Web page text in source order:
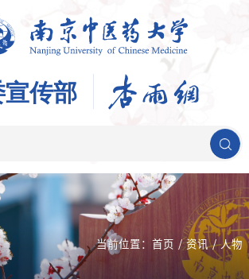
当前位置： 首页 / 资讯 / 人物